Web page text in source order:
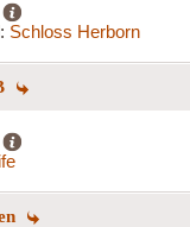
Schloss Herborn